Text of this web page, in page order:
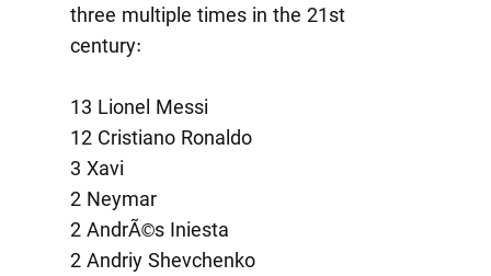
three multiple times in the 21st
century:
13 Lionel Messi
12 Cristiano Ronaldo
3 Xavi
2 Neymar
2 AndrÃ©s Iniesta
2 Andriy Shevchenko